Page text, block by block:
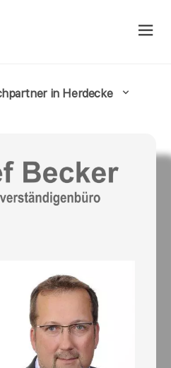
in Herdecke